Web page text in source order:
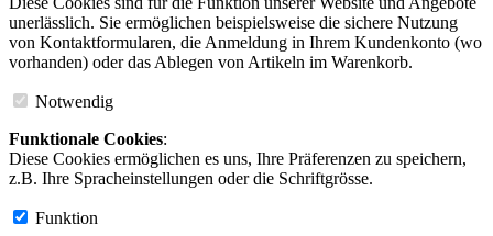
unerlässlich. Sie ermöglichen beispielsweise die sichere Nutzung
von Kontaktformularen, die Anmeldung in Ihrem Kundenkonto (wo
vorhanden) oder das Ablegen von Artikeln im Warenkorb.
Notwendig
Funktionale Cookies:
Diese Cookies ermöglichen es uns, Ihre Präferenzen zu speichern,
z.B. Ihre Spracheinstellungen oder die Schriftgrösse.
Funktion